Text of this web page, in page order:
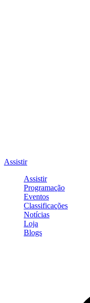
Assistir
Assistir
Programação
Eventos
Classificações
Notícias
Loja
Blogs